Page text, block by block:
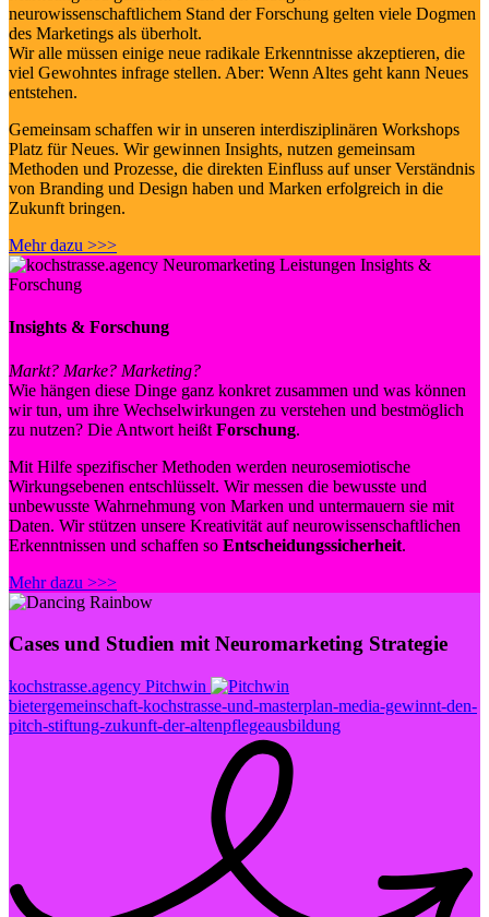
neurowissenschaftlichem Stand der Forschung gelten viele Dogmen
des Marketings als überholt.
Wir alle müssen einige neue radikale Erkenntnisse akzeptieren, die
viel Gewohntes infrage stellen. Aber: Wenn Altes geht kann Neues
entstehen.
Gemeinsam schaffen wir in unseren interdisziplinären Workshops
Platz für Neues. Wir gewinnen Insights, nutzen gemeinsam
Methoden und Prozesse, die direkten Einfluss auf unser Verständnis
von Branding und Design haben und Marken erfolgreich in die
Zukunft bringen.
Mehr dazu >>>
Insights & Forschung
Markt? Marke? Marketing?
Wie hängen diese Dinge ganz konkret zusammen und was können
wir tun, um ihre Wechselwirkungen zu verstehen und bestmöglich
zu nutzen? Die Antwort heißt Forschung.
Mit Hilfe spezifischer Methoden werden neurosemiotische
Wirkungsebenen entschlüsselt. Wir messen die bewusste und
unbewusste Wahrnehmung von Marken und untermauern sie mit
Daten. Wir stützen unsere Kreativität auf neurowissenschaftlichen
Erkenntnissen und schaffen so Entscheidungssicherheit.
Mehr dazu >>>
Cases und Studien mit Neuromarketing Strategie
kochstrasse.agency Pitchwin
bietergemeinschaft-kochstrasse-und-masterplan-media-gewinnt-den-
pitch-stiftung-zukunft-der-altenpflegeausbildung